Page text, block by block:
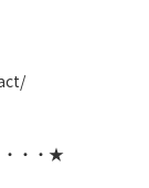
・・★